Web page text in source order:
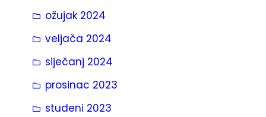
ožujak 2024
veljača 2024
siječanj 2024
prosinac 2023
studeni 2023